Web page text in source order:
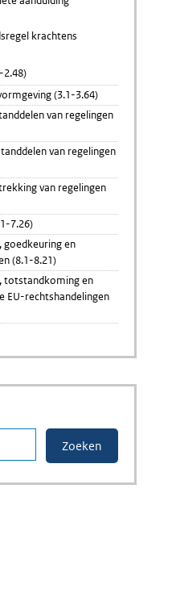
krachtens
2.48)
(3.1-3.64)
van regelingen
van regelingen
van regelingen
7.26)
goedkeuring en
(8.1-8.21)
totstandkoming en
EU-rechtshandelingen